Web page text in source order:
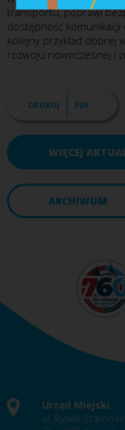
transportu, poprawi
dostępność komunikacji
kolejny przykład dobrej
rozwoju nowoczesnej i
DRUKUJ PDF
WIĘCEJ
ARCHIWUM
Urząd Miejski
ul. Rynek